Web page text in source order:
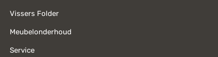
Vissers Folder
Meubelonderhoud
Service